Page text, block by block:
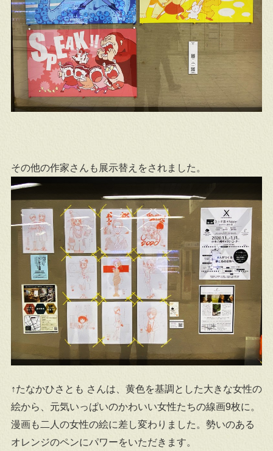
その他の作家さんも展示替えをされました。
↑たなかひさとも さんは、黄色を基調とした大きな女性の
絵から、元気いっぱいのかわいい女性たちの線画9枚に。
漫画も二人の女性の絵に差し変わりました。勢いのある
オレンジのペンにパワーをいただきます。